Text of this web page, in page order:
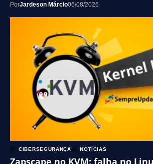
PorJardeson Márcio06/08/2026
CIBERSEGURANÇA NOTÍCIAS
Zapscape no KVM: falha no